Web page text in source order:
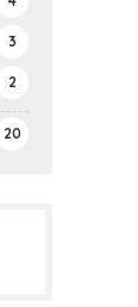
20
3
2